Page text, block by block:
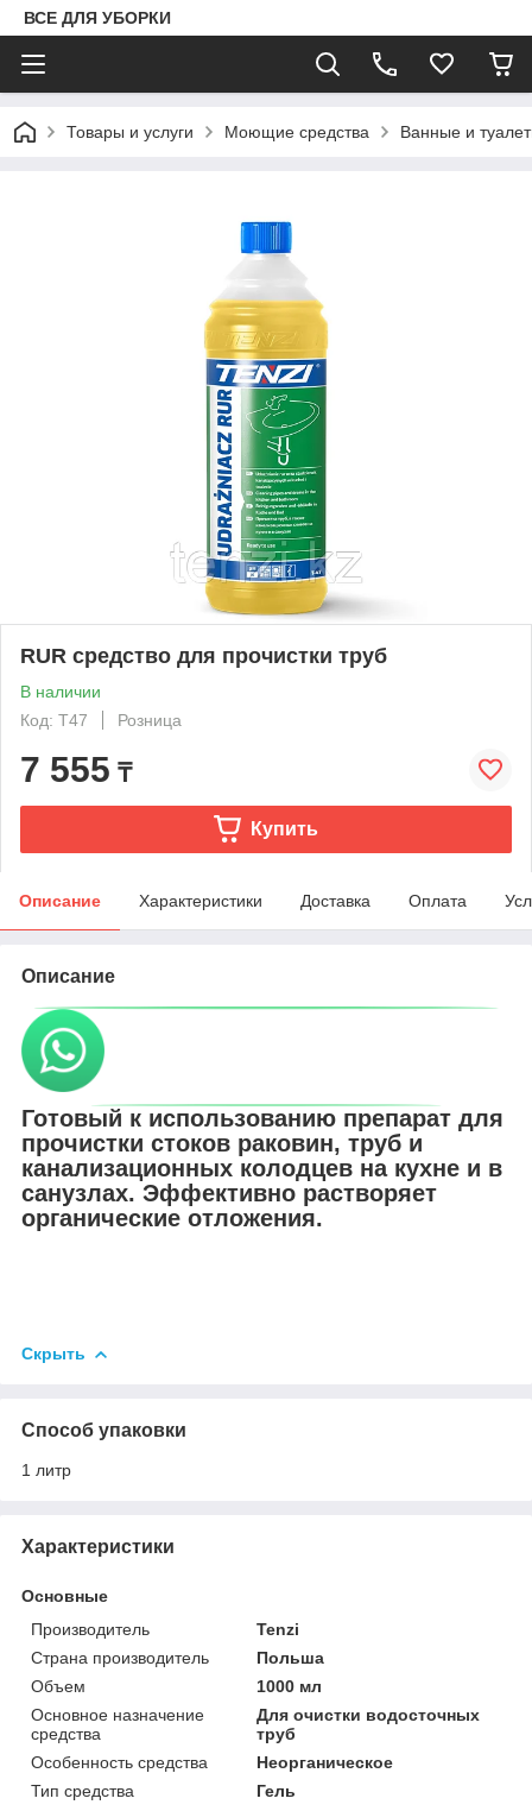
ВСЕ ДЛЯ УБОРКИ
Товары и услуги Моющие средства Ванные и
RUR средство для прочистки труб
В наличии
Код: T47
Розница
7 555 ₸
Купить
Описание Характеристики Доставка Оплата
Описание
Готовый к использованию препарат для
прочистки стоков раковин, труб и
канализационных колодцев на кухне и в
санузлах. Эффективно растворяет
органические отложения.
Скрыть
Способ упаковки
1 литр
Характеристики
Основные
Производитель
Tenzi
Страна производитель
Польша
Объем
1000 мл
Основное назначение
средства
Для очистки водосточных
труб
Особенность средства
Неорганическое
Тип средства
Гель